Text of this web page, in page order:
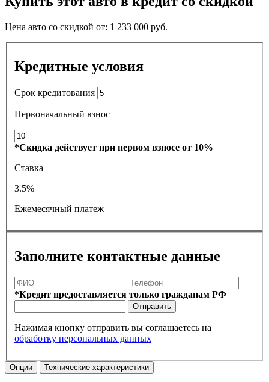
Цена авто со скидкой от: 1 233 000 руб.
Кредитные условия
Срок кредитования
Первоначальный взнос
*Скидка действует при первом взносе от 10%
Ставка
3.5%
Ежемесячный платеж
Заполните контактные данные
*Кредит предоставляется только гражданам РФ
Отправить
Нажимая кнопку отправить вы соглашаетесь на
обработку персональных данных
Опции Технические характеристики